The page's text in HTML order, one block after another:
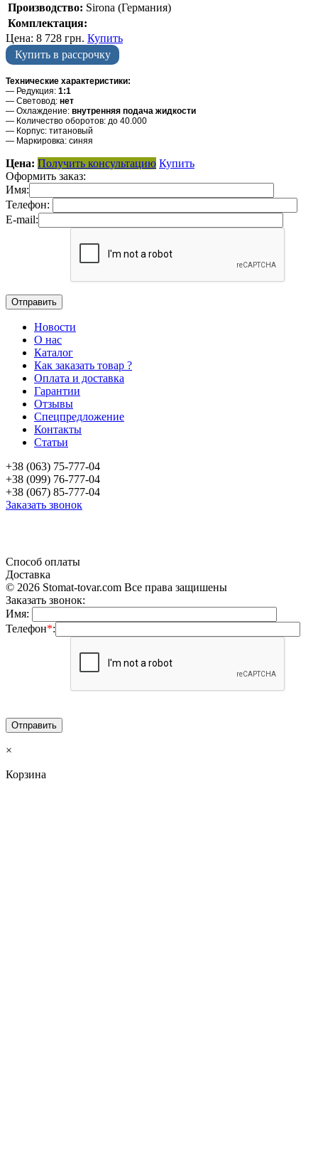
Производство: Sirona (Германия)
Комплектация:
Цена: 8 728 грн. Купить
Купить в рассрочку
Технические характеристики:
— Редукция: 1:1
— Световод: нет
— Охлаждение: внутренняя подача жидкости
— Количество оборотов: до 40.000
— Корпус: титановый
— Маркировка: синяя
Цена: Получить консультацию Купить
Оформить заказ:
Имя:
Телефон:
E-mail:
Новости
О нас
Каталог
Как заказать товар ?
Оплата и доставка
Гарантии
Отзывы
Спецпредложение
Контакты
Статьи
+38 (063) 75-777-04
+38 (099) 76-777-04
+38 (067) 85-777-04
Заказать звонок
Способ оплаты
Доставка
© 2026 Stomat-tovar.com Все права защишены
Заказать звонок:
Имя:
Телефон*:
×
Корзина